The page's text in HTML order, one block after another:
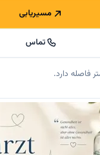
مسیریابی
تماس